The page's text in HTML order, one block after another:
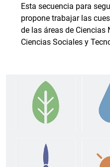
Esta secuencia para
propone trabajar las
de las áreas de Ciencias
Ciencias Sociales y